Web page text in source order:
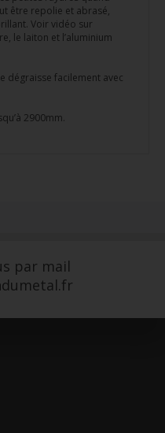
être repolie et abrasé,
Voir vidéo sur
le laiton et l’aluminium
dégraisse facilement avec
2900mm.
par mail